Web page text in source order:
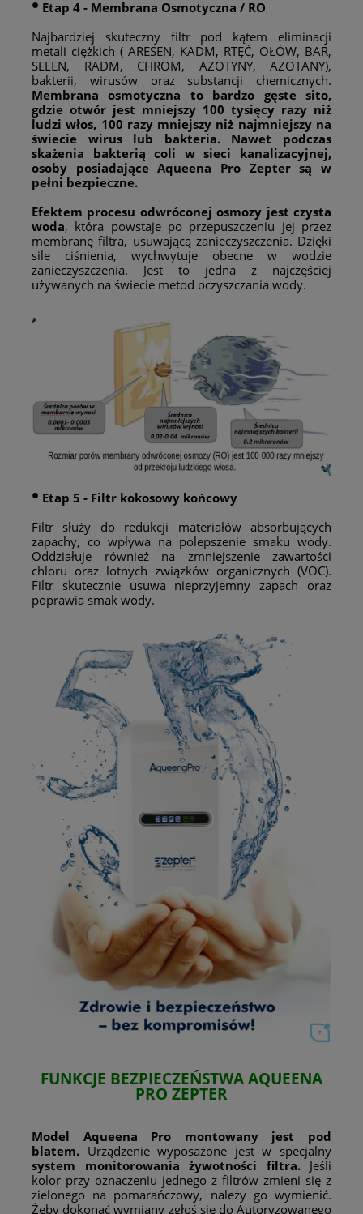
Etap 4 - Membrana Osmotyczna / RO
Najbardziej skuteczny filtr pod kątem eliminacji
metali ciężkich ( ARESEN, KADM, RTĘĆ, OŁÓW, BAR,
SELEN, RADM, CHROM, AZOTYNY, AZOTANY),
bakterii, wirusów oraz substancji chemicznych.
Membrana osmotyczna to bardzo gęste sito,
gdzie otwór jest mniejszy 100 tysięcy razy niż
ludzi włos, 100 razy mniejszy niż najmniejszy na
świecie wirus lub bakteria. Nawet podczas
skażenia bakterią coli w sieci kanalizacyjnej,
osoby posiadające Aqueena Pro Zepter są w
pełni bezpieczne.
Efektem procesu odwróconej osmozy jest czysta
woda, która powstaje po przepuszczeniu jej przez
membranę filtra, usuwającą zanieczyszczenia. Dzięki
sile ciśnienia, wychwytuje obecne w wodzie
zanieczyszczenia. Jest to jedna z najczęściej
używanych na świecie metod oczyszczania wody.
• Etap 5 - Filtr kokosowy końcowy
Filtr służy do redukcji materiałów absorbujących
zapachy, co wpływa na polepszenie smaku wody.
Oddziałuje również na zmniejszenie zawartości
chloru oraz lotnych związków organicznych (VOC).
Filtr skutecznie usuwa nieprzyjemny zapach oraz
poprawia smak wody.
FUNKCJE BEZPIECZEŃSTWA AQUEENA
PRO ZEPTER
Model Aqueena Pro montowany jest pod
blatem. Urządzenie wyposażone jest w specjalny
system monitorowania żywotności filtra.Jeśli
kolor przy oznaczeniu jednego z filtrów zmieni się z
zielonego na pomarańczowy, należy go wymienić.
Żeby dokonać wymiany zgłoś się do Autoryzowanego